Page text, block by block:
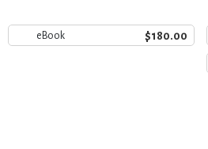
eBook $180.00